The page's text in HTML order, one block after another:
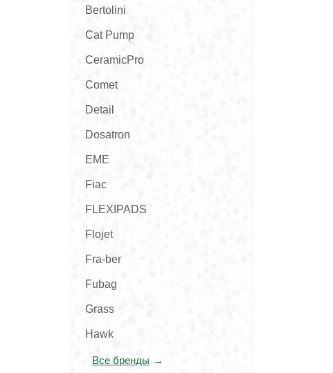
Bertolini
Cat Pump
CeramicPro
Comet
Detail
Dosatron
EME
Fiac
FLEXIPADS
Flojet
Fra-ber
Fubag
Grass
Hawk
Все бренды